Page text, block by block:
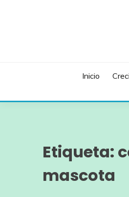
Inicio
Etiqueta:
mascota